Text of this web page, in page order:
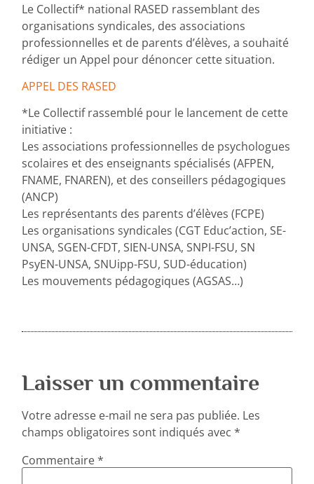
Le Collectif* national RASED rassemblant des
organisations syndicales, des associations
professionnelles et de parents d’élèves, a souhaité
rédiger un Appel pour dénoncer cette situation.
APPEL DES RASED
*Le Collectif rassemblé pour le lancement de cette
initiative :
Les associations professionnelles de psychologues
scolaires et des enseignants spécialisés (AFPEN,
FNAME, FNAREN), et des conseillers pédagogiques
(ANCP)
Les représentants des parents d’élèves (FCPE)
Les organisations syndicales (CGT Educ’action, SE-
UNSA, SGEN-CFDT, SIEN-UNSA, SNPI-FSU, SN
PsyEN-UNSA, SNUipp-FSU, SUD-éducation)
Les mouvements pédagogiques (AGSAS…)
Laisser un commentaire
Votre adresse e-mail ne sera pas publiée. Les
champs obligatoires sont indiqués avec*
Commentaire*